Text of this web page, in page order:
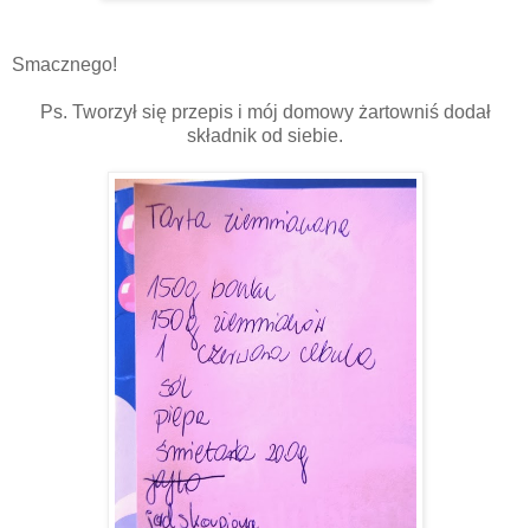
Smacznego!
Ps. Tworzył się przepis i mój domowy żartowniś dodał
składnik od siebie.